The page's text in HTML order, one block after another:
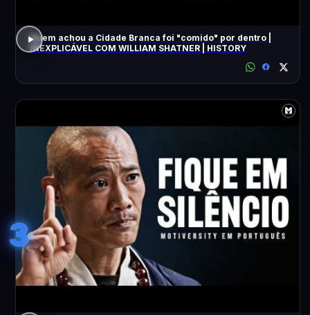
Quem achou a Cidade Branca foi "comido" por dentro |
INEXPLICÁVEL COM WILLIAM SHATNER | HISTORY
3